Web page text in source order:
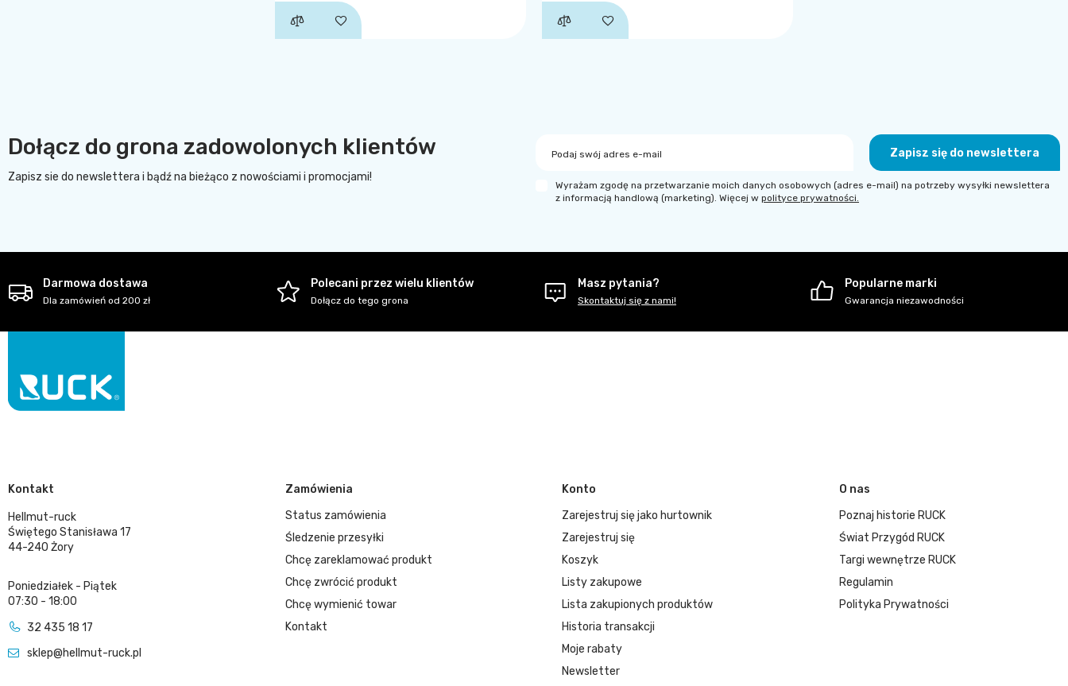
Dołącz do grona zadowolonych klientów
Zapisz sie do newslettera i bądź na bieżąco z nowościami i promocjami!
Podaj swój adres e-mail Zapisz się do newslettera
Wyrażam zgodę na przetwarzanie moich danych osobowych (adres e-mail) na potrzeby wysyłki newslettera
z informacją handlową (marketing). Więcej w polityce prywatności.
Darmowa dostawa
Dla zamówień od 200 zł
Polecani przez wielu klientów
Dołącz do tego grona
Masz pytania?
Skontaktuj się z nami!
Popularne marki
Gwarancja niezawodności
Kontakt
Hellmut-ruck
Świętego Stanisława 17
44-240 Żory
Poniedziałek - Piątek
07:30 - 18:00
32 435 18 17
sklep@hellmut-ruck.pl
Zamówienia
Status zamówienia
Śledzenie przesyłki
Chcę zareklamować produkt
Chcę zwrócić produkt
Chcę wymienić towar
Kontakt
Konto
Zarejestruj się jako hurtownik
Zarejestruj się
Koszyk
Listy zakupowe
Lista zakupionych produktów
Historia transakcji
Moje rabaty
Newsletter
O nas
Poznaj historie RUCK
Świat Przygód RUCK
Targi wewnętrze RUCK
Regulamin
Polityka Prywatności